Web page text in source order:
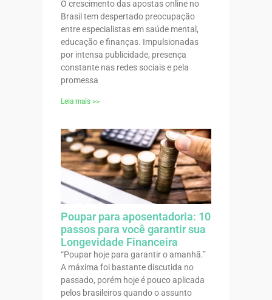
O crescimento das apostas online no
Brasil tem despertado preocupação
entre especialistas em saúde mental,
educação e finanças. Impulsionadas
por intensa publicidade, presença
constante nas redes sociais e pela
promessa
Leia mais >>
Poupar para aposentadoria: 10
passos para você garantir sua
Longevidade Financeira
“Poupar hoje para garantir o amanhã.”
A máxima foi bastante discutida no
passado, porém hoje é pouco aplicada
pelos brasileiros quando o assunto